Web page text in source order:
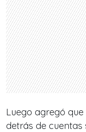
Luego agregó
detrás de cuentas